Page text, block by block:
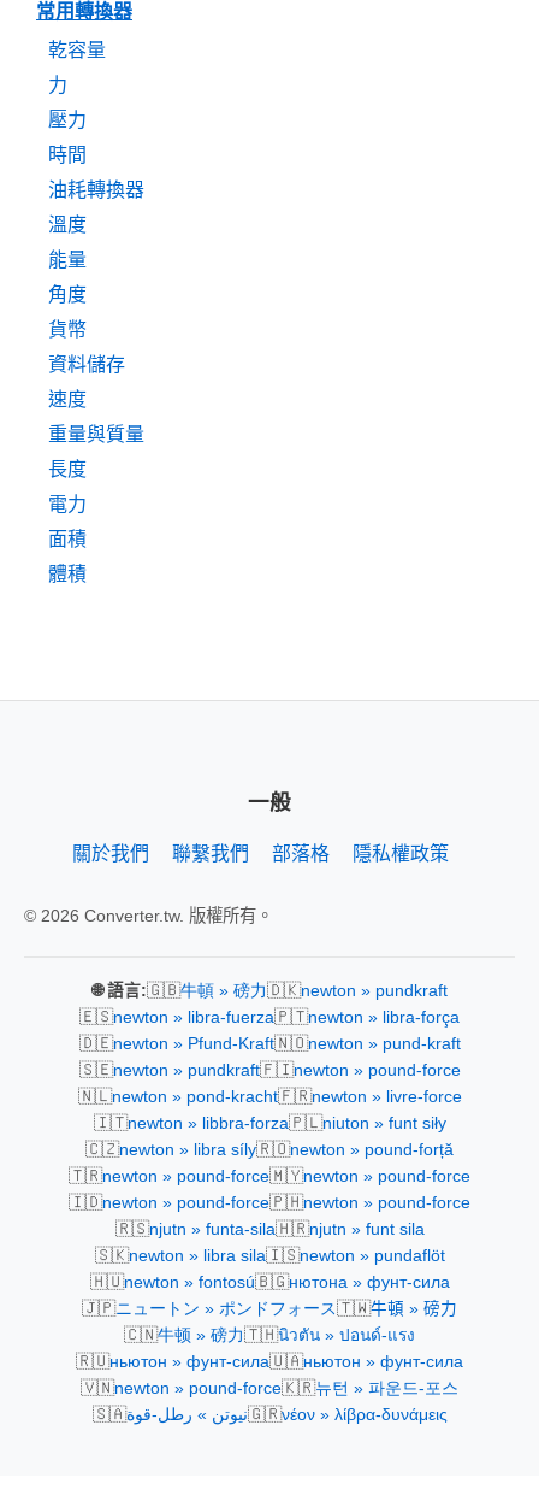
常用轉換器
乾容量
力
壓力
時間
油耗轉換器
溫度
能量
角度
貨幣
資料儲存
速度
重量與質量
長度
電力
面積
體積
一般
關於我們 聯繫我們 部落格 隱私權政策
© 2026 Converter.tw. 版權所有。
🌐 語言:🇬🇧牛頓 » 磅力🇩🇰newton » pundkraft
🇪🇸newton » libra-fuerza🇵🇹newton » libra-força
🇩🇪newton » Pfund-Kraft🇳🇴newton » pund-kraft
🇸🇪newton » pundkraft🇫🇮newton » pound-force
🇳🇱newton » pond-kracht🇫🇷newton » livre-force
🇮🇹newton » libbra-forza🇵🇱niuton » funt siły
🇨🇿newton » libra síly🇷🇴newton » pound-forță
🇹🇷newton » pound-force🇲🇾newton » pound-force
🇮🇩newton » pound-force🇵🇭newton » pound-force
🇷🇸njutn » funta-sila🇭🇷njutn » funt sila
🇸🇰newton » libra sila🇮🇸newton » pundaflöt
🇭🇺newton » fontosú🇧🇬нютона » фунт-сила
🇯🇵ニュートン » ポンドフォース🇹🇼牛頓 » 磅力
🇨🇳牛顿 » 磅力🇹🇭นิวตัน » ปอนด์-แรง
🇷🇺ньютон » фунт-сила🇺🇦ньютон » фунт-сила
🇻🇳newton » pound-force🇰🇷뉴턴 » 파운드-포스
🇸🇦نيوتن » رطل-قوة🇬🇷νέον » λίβρα-δυνάμεις